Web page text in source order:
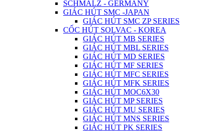
SCHMALZ - GERMANY
GIÁC HÚT SMC -JAPAN
GIÁC HÚT SMC ZP SERIES
CỐC HÚT SOLVAC - KOREA
GIÁC HÚT MB SERIES
GIÁC HÚT MBL SERIES
GIÁC HÚT MD SERIES
GIÁC HÚT MF SERIES
GIÁC HÚT MFC SERIES
GIÁC HÚT MFK SERIES
GIÁC HÚT MOC6X30
GIÁC HÚT MP SERIES
GIÁC HÚT MU SERIES
GIÁC HÚT MNS SERIES
GIÁC HÚT PK SERIES